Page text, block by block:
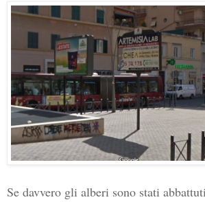
Se davvero gli alberi sono stati